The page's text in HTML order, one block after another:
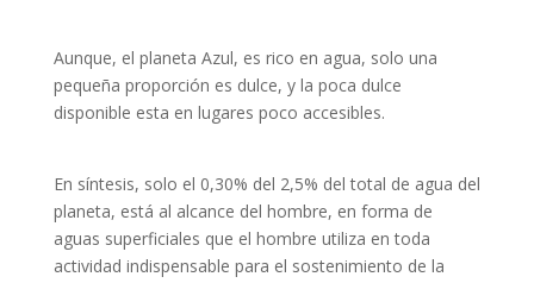
Aunque, el planeta Azul, es rico en agua, solo una
pequeña proporción es dulce, y la poca dulce
disponible esta en lugares poco accesibles.
En síntesis, solo el 0,30% del 2,5% del total de agua del
planeta, está al alcance del hombre, en forma de
aguas superficiales que el hombre utiliza en toda
actividad indispensable para el sostenimiento de la